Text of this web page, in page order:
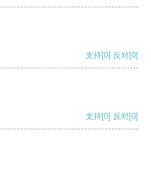
支持[0] 反对[0]
支持[0] 反对[0]